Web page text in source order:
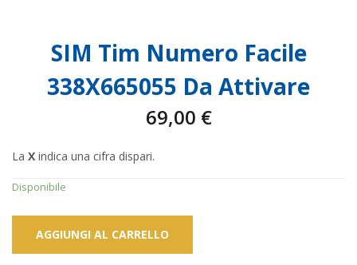
SIM Tim Numero Facile
338X665055 Da Attivare
69,00 €
La X indica una cifra dispari.
Disponibile
AGGIUNGI AL CARRELLO